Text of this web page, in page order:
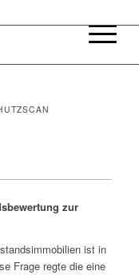
zur
ist in
Frage regte die eine